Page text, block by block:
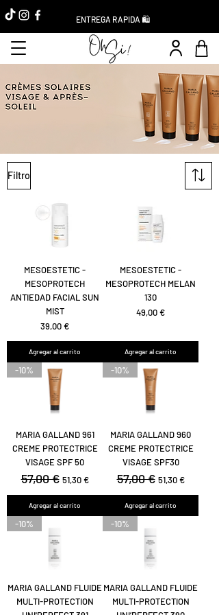
ENTREGA RAPIDA 🛍️
Filtro
MESOESTETIC -
MESOPROTECH
ANTIEDAD FACIAL SUN
MIST
Precio
39,00 €
Agregar al carrito
MESOESTETIC -
MESOPROTECH MELAN
130
Precio
49,00 €
Agregar al carrito
-10%
MARIA GALLAND 961
CREME PROTECTRICE
VISAGE SPF 50
Precio
57,00 € Precio de oferta
51,30 €
Agregar al carrito
-10%
MARIA GALLAND 960
CREME PROTECTRICE
VISAGE SPF30
Precio
57,00 € Precio de oferta
51,30 €
Agregar al carrito
-10%
MARIA GALLAND FLUIDE
MULTI-PROTECTION
-10%
MARIA GALLAND FLUIDE
MULTI-PROTECTION